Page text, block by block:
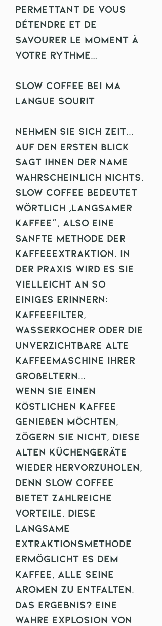
permettant de vous
détendre et de
savourer le moment à
votre rythme…
Slow Coffee bei Ma
Langue Sourit
Nehmen Sie sich Zeit...
Auf den ersten Blick
sagt Ihnen der Name
wahrscheinlich nichts.
Slow Coffee bedeutet
wörtlich „langsamer
Kaffee“, also eine
sanfte Methode der
Kaffeeextraktion. In
der Praxis wird es Sie
vielleicht an so
einiges erinnern:
Kaffeefilter,
Wasserkocher oder die
unverzichtbare alte
Kaffeemaschine Ihrer
Großeltern...
Wenn Sie einen
köstlichen Kaffee
genießen möchten,
zögern Sie nicht, diese
alten Küchengeräte
wieder hervorzuholen,
denn Slow Coffee
bietet zahlreiche
Vorteile. Diese
langsame
Extraktionsmethode
ermöglicht es dem
Kaffee, alle seine
Aromen zu entfalten.
Das Ergebnis? Eine
wahre Explosion von